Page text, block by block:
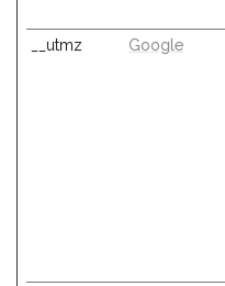
__utmz Google